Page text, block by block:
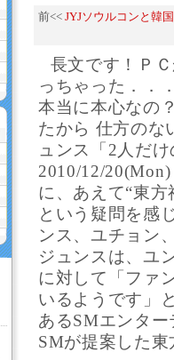
前<< JYJソウルコンと韓
長文です！Ｐ
っちゃった．．
本当に本心なの
たから 仕方のな
ュンス「2人だ
2010/12/
に、あえて“東
という疑問を感
ンス、ユチョン
ジュンスは、ユ
に対して「ファ
いるようです」
あるSMエンタ
SMが提案した